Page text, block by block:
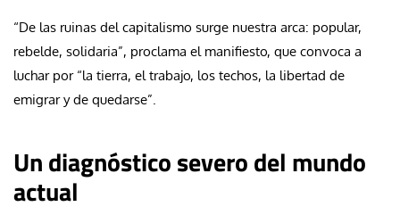
“De las ruinas del capitalismo surge nuestra arca: popular,
rebelde, solidaria”, proclama el manifiesto, que convoca a
luchar por “la tierra, el trabajo, los techos, la libertad de
emigrar y de quedarse”.
Un diagnóstico severo del mundo
actual